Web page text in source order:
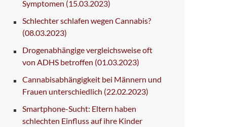
Symptomen (15.03.2023)
Schlechter schlafen wegen Cannabis?
(08.03.2023)
Drogenabhängige vergleichsweise oft
von ADHS betroffen (01.03.2023)
Cannabisabhängigkeit bei Männern und
Frauen unterschiedlich (22.02.2023)
Smartphone-Sucht: Eltern haben
schlechten Einfluss auf ihre Kinder